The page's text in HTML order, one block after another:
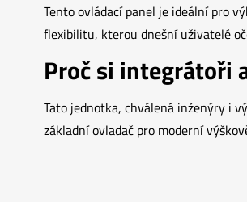
Tento ovládací panel je ideální pro
flexibilitu, kterou dnešní uživatelé
Proč si integrátoři
Tato jednotka, chválená inženýry i
základní ovladač pro moderní